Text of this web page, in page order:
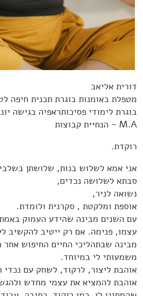
דורית אליאב
מטפלת באומנות בוגרת תכנית חיפה
בוגרת לימודי פסיכותראפיה בגישה
M.A – הנחיית קבוצות
רוקדת.
אני אמא לשלוש בנות, שלושתן
סבתא לשלושה נכדים,
נשואה לניר,
אוספת ומלקטת , סקרנית ולומדת.
עם השנים מבינה שהידע העמוק
עצמו, פנימה. אם רק ייטיב להקשיב
מבינה שבתהליכי החיים החיפוש אחר
משמעותי לי במיוחד.
אוהבת ליצור, לרקוד, לשחק עם נכדי
אוהבת להמציא את עצמי מחדש